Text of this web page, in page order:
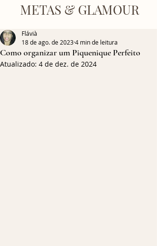
METAS & GLAMOUR
Como organizar um Piquenique Perfeito
Flávià
18 de ago. de 20234 min de leitura
Atualizado: 4 de dez. de 2024